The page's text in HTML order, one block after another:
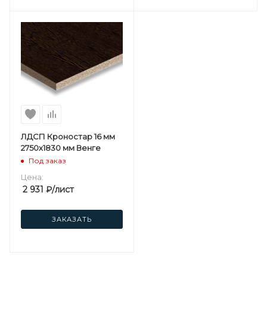
ЛДСП Кроностар 16 мм
2750х1830 мм Венге
Под заказ
Цена:
2 931 ₽/лист
ЗАКАЗАТЬ